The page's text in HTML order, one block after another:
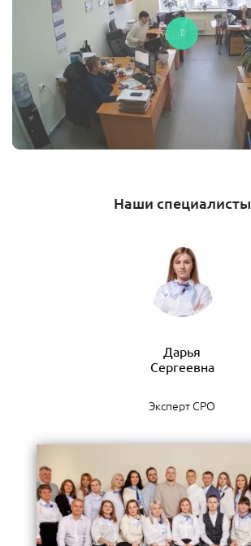
Наши специалисты
Дарья
Сергеевна
Эксперт СРО